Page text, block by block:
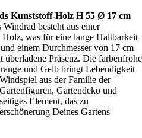
Kunststoff-Holz H 55 Ø 17 cm
besteht aus einer
was für eine lange Haltbarkeit
einem Durchmesser von 17 cm
überladene Präsenz. Die farbenfrohe
und Gelb bringt Lebendigkeit
aus der Familie der
Gartendeko und
Element, das zu
Deines Gartens